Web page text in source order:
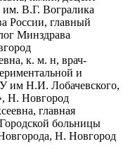
им. В.Г. Вогралика
главный
Минздрава
к. м. н, врач-
и
Н.И. Лобачевского,
Н. Новгород
главная
больницы
Н. Новгород